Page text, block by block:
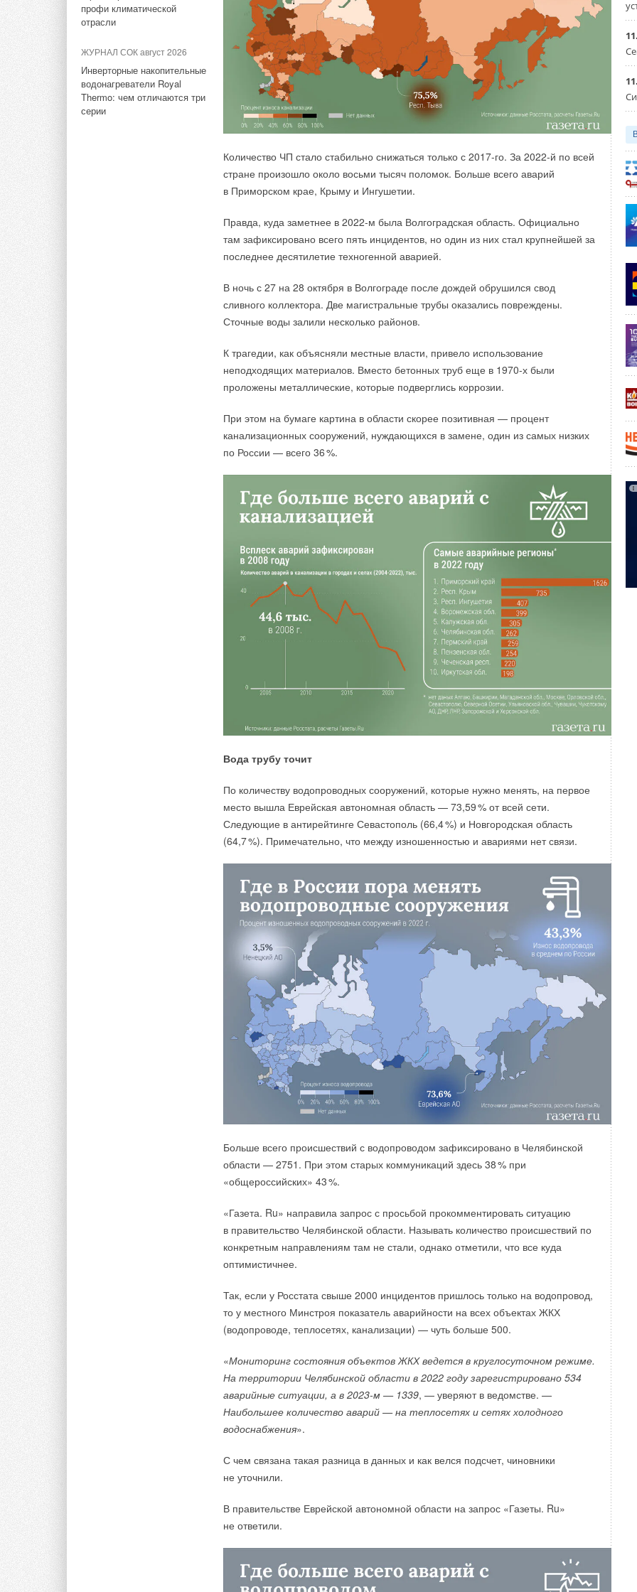
профи климатической
отрасли
ЖУРНАЛ СОК август 2026
Инверторные накопительные
водонагреватели Royal
Thermo: чем отличаются три
серии
Количество ЧП стало стабильно снижаться только с 2017-го. За 2022-й по всей
стране произошло около восьми тысяч поломок. Больше всего аварий
в Приморском крае, Крыму и Ингушетии.
Правда, куда заметнее в 2022-м была Волгоградская область. Официально
там зафиксировано всего пять инцидентов, но один из них стал крупнейшей за
последнее десятилетие техногенной аварией.
В ночь с 27 на 28 октября в Волгограде после дождей обрушился свод
сливного коллектора. Две магистральные трубы оказались повреждены.
Сточные воды залили несколько районов.
К трагедии, как объясняли местные власти, привело использование
неподходящих материалов. Вместо бетонных труб еще в 1970-х были
проложены металлические, которые подверглись коррозии.
При этом на бумаге картина в области скорее позитивная — процент
канализационных сооружений, нуждающихся в замене, один из самых низких
по России — всего 36%.
Вода трубу точит
По количеству водопроводных сооружений, которые нужно менять, на первое
место вышла Еврейская автономная область — 73,59% от всей сети.
Следующие в антирейтинге Севастополь (66,4%) и Новгородская область
(64,7%). Примечательно, что между изношенностью и авариями нет связи.
Больше всего происшествий с водопроводом зафиксировано в Челябинской
области — 2751. При этом старых коммуникаций здесь 38% при
«общероссийских» 43%.
«Газета. Ru» направила запрос с просьбой прокомментировать ситуацию
в правительство Челябинской области. Называть количество происшествий по
конкретным направлениям там не стали, однако отметили, что все куда
оптимистичнее.
Так, если у Росстата свыше 2000 инцидентов пришлось только на водопровод,
то у местного Минстроя показатель аварийности на всех объектах ЖКХ
(водопроводе, теплосетях, канализации) — чуть больше 500.
«Мониторинг состояния объектов ЖКХ ведется в круглосуточном режиме.
На территории Челябинской области в 2022 году зарегистрировано 534
аварийные ситуации, а в 2023-м — 1339, — уверяют в ведомстве. —
Наибольшее количество аварий — на теплосетях и сетях холодного
водоснабжения».
С чем связана такая разница в данных и как велся подсчет, чиновники
не уточнили.
В правительстве Еврейской автономной области на запрос «Газеты. Ru»
не ответили.
отопления Royal Thermo предстанут перед профессиональным сообществом
от Балтийского моря до Азовского, предгорья Северного Кавказа до Уральских
Российские Дни Дизайна — это новинки и тренды, лучшие эксперты отрасли из
России и СНГ.
Бесплатное посещение только по предварительной регистрации
https://forumdesign.ru/
Бренд Royal Thermo
Уведомления отключены
Добавить комментарий
Ваш E-mail *